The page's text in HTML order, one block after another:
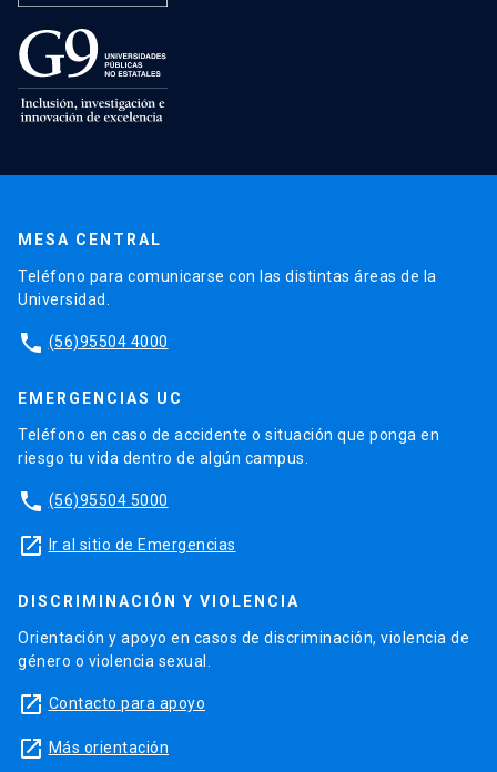
MESA CENTRAL
Teléfono para comunicarse con las distintas áreas de la
Universidad.
phone (56)95504 4000
EMERGENCIAS UC
Teléfono en caso de accidente o situación que ponga en
riesgo tu vida dentro de algún campus.
phone (56)95504 5000
launch Ir al sitio de Emergencias
DISCRIMINACIÓN Y VIOLENCIA
Orientación y apoyo en casos de discriminación, violencia de
género o violencia sexual.
launch Contacto para apoyo
launch Más orientación